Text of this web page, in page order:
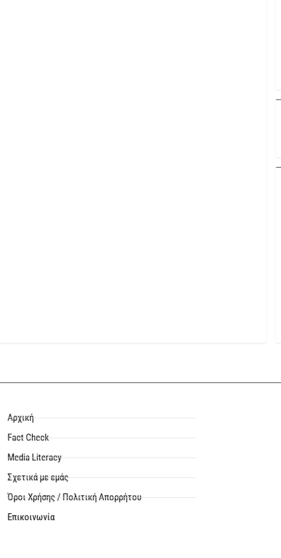
Αρχική
Fact Check
Media Literacy
Σχετικά με εμάς
Όροι Χρήσης / Πολιτική Απορρήτου
Επικοινωνία